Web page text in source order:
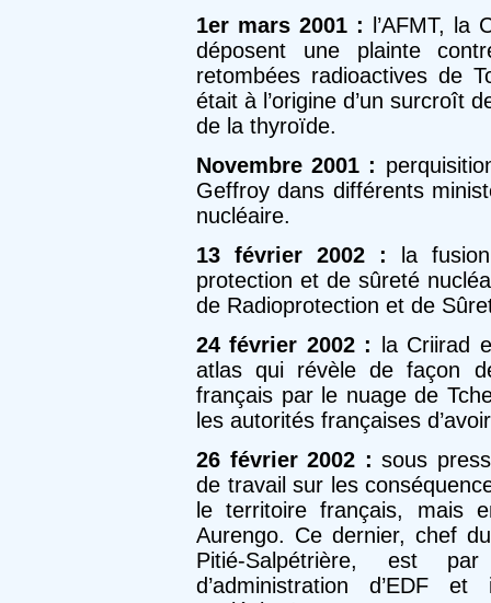
1er mars 2001 : l’AFMT, la
déposent une plainte
retombées radioactives de
était à l’origine d’un surcroît
de la thyroïde.
Novembre 2001 :
Geffroy dans différents
nucléaire.
13 février 2002 : la
protection et de sûreté
de Radioprotection et de
24 février 2002 :
la Criirad
atlas qui révèle de façon
français par le nuage de
les autorités françaises
26 février 2002 : sous
de travail sur les
le territoire français, mais
Aurengo. Ce dernier, chef
Pitié-Salpétrière, est
d’administration d’EDF